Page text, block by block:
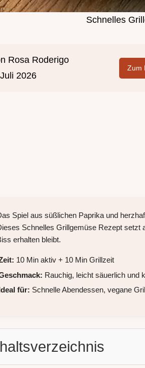
Schnelles
Rosa Roderigo
2026
Zum
Spiel aus süßlichen Paprika und
Schnelles Grillgemüse Rezept setzt
erhalten bleibt.
10 Min aktiv + 10 Min Grillzeit
Rauchig, leicht säuerlich und
für: Schnelle Abendessen, vegane